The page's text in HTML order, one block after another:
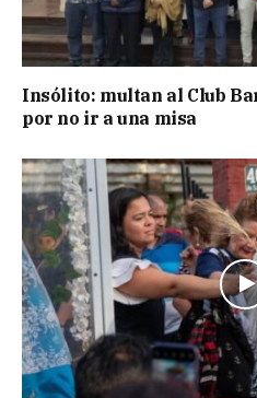
Insólito: multan al Club
por no ir a una misa